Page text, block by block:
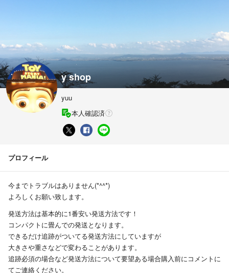
y shop
yuu
本人確認済
プロフィール
今までトラブルはありません(*^^*)
よろしくお願い致します。
発送方法は基本的に1番安い発送方法です！
コンパクトに畳んでの発送となります。
できるだけ追跡がついてる発送方法にしていますが
大きさや重さなどで変わることがあります。
追跡必須の場合など発送方法について要望ある場合購入前にコメントに
てご連絡ください。